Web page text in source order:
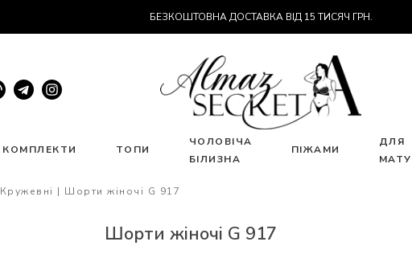
БЕЗКОШТОВНА ДОСТАВКА ВІД 15 ТИСЯЧ ГРН.
КОМПЛЕКТИ ТОПИ
ЧОЛОВІЧА
БІЛИЗНА
ПІЖАМИ
ДЛЯ
Кружевні Шорти жіночі G 917
Шорти жіночі G 917